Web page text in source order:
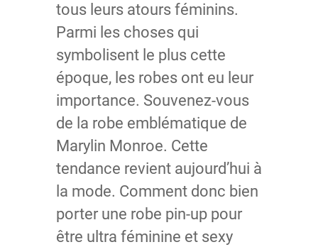
tous leurs atours féminins.
Parmi les choses qui
symbolisent le plus cette
époque, les robes ont eu leur
importance. Souvenez-vous
de la robe emblématique de
Marylin Monroe. Cette
tendance revient aujourd’hui à
la mode. Comment donc bien
porter une robe pin-up pour
être ultra féminine et sexy